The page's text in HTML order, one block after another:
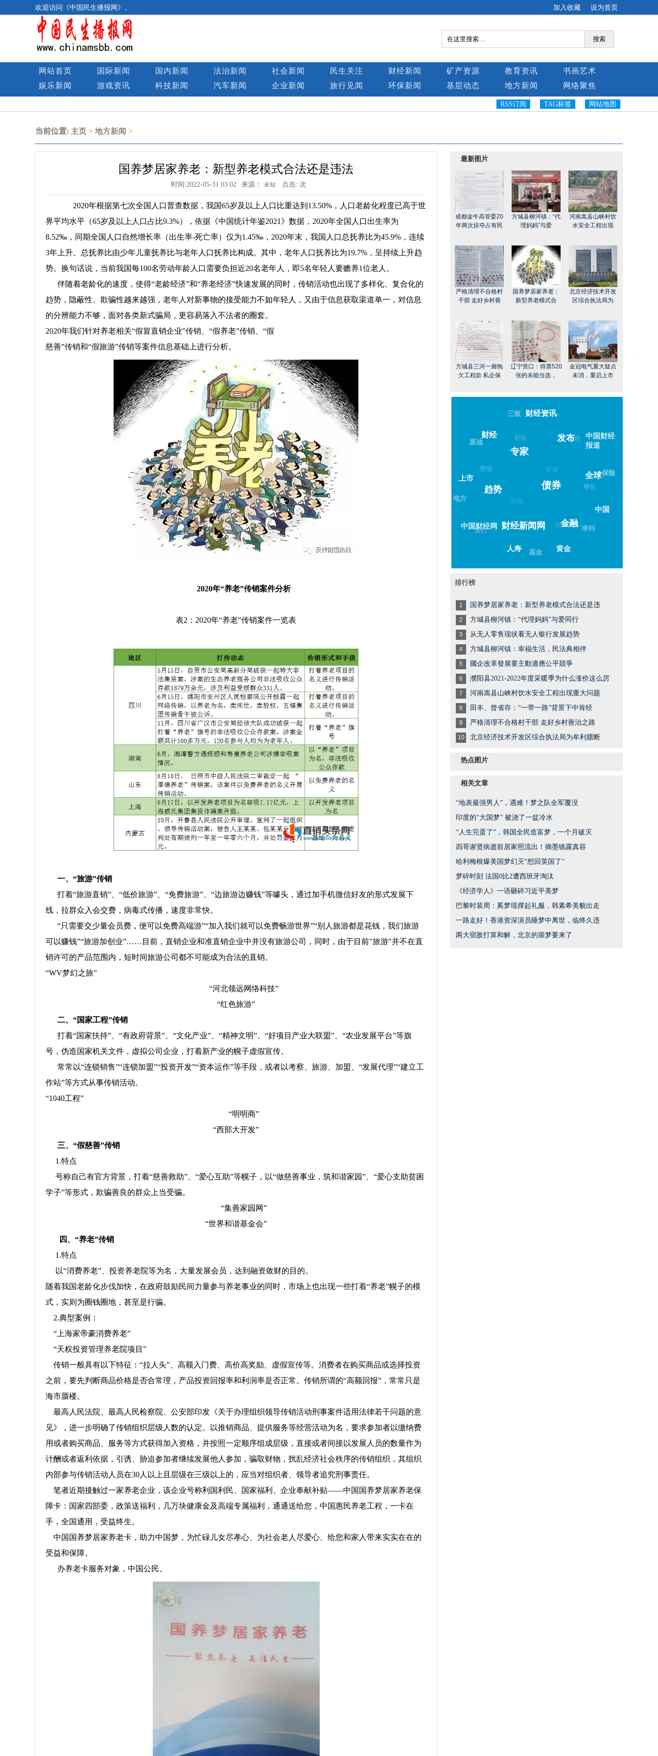
设为首页
加入收藏
欢迎访问《中国民生播报网》。
搜索
网站首页 国际新闻 国内新闻 法治新闻 社会新闻 民生关注 财经新闻 矿产资源 教育资讯
书画艺术
娱乐新闻
游戏资讯 科技新闻 汽车新闻 企业新闻 旅行见闻 环保新闻 基层动态 地方新闻
网络聚焦
网站地图
TAG标签
RSS订阅
当前位置: 主页 > 地方新闻 >
国养梦居家养老：新型养老模式合法还是违法
时间:2022-05-31 03:02 来源： 未知 点击: 次
2020年根据第七次全国人口普查数据，我国65岁及以上人口比重达到13.50%，人口老龄化程度已高于世
界平均水平（65岁及以上人口占比9.3%），依据《中国统计年鉴2021》数据，2020年全国人口出生率为
8.52‰，同期全国人口自然增长率（出生率-死亡率）仅为1.45‰，2020年末，我国人口总抚养比为45.9%，连续
3年上升。总抚养比由少年儿童抚养比与老年人口抚养比构成。其中，老年人口抚养比为19.7%，呈持续上升趋
势。换句话说，当前我国每100名劳动年龄人口需要负担近20名老年人，即5名年轻人要赡养1位老人。
伴随着老龄化的速度，使得“老龄经济”和“养老经济”快速发展的同时，传销活动也出现了多样化、复合化的
趋势，隐蔽性、欺骗性越来越强，老年人对新事物的接受能力不如年轻人，又由于信息获取渠道单一，对信息
的分辨能力不够，面对各类新式骗局，更容易落入不法者的圈套。
2020年我们针对养老相关“假冒直销企业”传销、“假养老”传销、“假
慈善”传销和“假旅游”传销等案件信息基础上进行分析。
2020年“养老”传销案件分析
表2：2020年“养老”传销案件一览表
一、 “旅游”传销
打着“旅游直销”、“低价旅游”、“免费旅游”、“边旅游边赚钱”等噱头，通过加手机微信好友的形式发展下
线，拉群众入会交费，病毒式传播，速度非常快。
“只需要交少量会员费，便可以免费高端游”“加入我们就可以免费畅游世界”“别人旅游都是花钱，我们旅游
可以赚钱”“旅游加创业”……目前，直销企业和准直销企业中并没有旅游公司，同时，由于目前"旅游"并不在直
销许可的产品范围内，短时间旅游公司都不可能成为合法的直销。
“WV梦幻之旅”
“河北领远网络科技”
“红色旅游”
二、 “国家工程”传销
打着“国家扶持”、“有政府背景”、“文化产业”、“精神文明”、“好项目产业大联盟”、“农业发展平台”等旗
号，伪造国家机关文件，虚拟公司企业，打着新产业的幌子虚假宣传。
常常以“连锁销售”“连锁加盟”“投资开发”“资本运作”等手段，或者以考察、旅游、加盟、“发展代理”“建立工
作站”等方式从事传销活动。
“1040工程”
“明明商”
“西部大开发”
三、 “假慈善”传销
1.特点
号称自己有官方背景，打着“慈善救助”、“爱心互助”等幌子，以“做慈善事业，筑和谐家园”、“爱心支助贫困
学子”等形式，欺骗善良的群众上当受骗。
“集善家园网”
“世界和谐基金会”
四、 “养老”传销
1.特点
以“消费养老”、投资养老院等为名，大量发展会员，达到融资敛财的目的。
随着我国老龄化步伐加快，在政府鼓励民间力量参与养老事业的同时，市场上也出现一些打着“养老”幌子的模
式，实则为圈钱圈地，甚至是行骗。
2.典型案例：
“上海家帝豪消费养老”
“天权投资管理养老院项目”
传销一般具有以下特征：“拉人头”、高额入门费、高价高奖励、虚假宣传等。消费者在购买商品或选择投资
之前，要先判断商品价格是否合常理，产品投资回报率和利润率是否正常。传销所谓的“高额回报”，常常只是
海市蜃楼。
最高人民法院、最高人民检察院、公安部印发《关于办理组织领导传销活动刑事案件适用法律若干问题的意
见》，进一步明确了传销组织层级人数的认定。以推销商品、提供服务等经营活动为名，要求参加者以缴纳费
用或者购买商品、服务等方式获得加入资格，并按照一定顺序组成层级，直接或者间接以发展人员的数量作为
计酬或者返利依据，引诱、胁迫参加者继续发展他人参加，骗取财物，扰乱经济社会秩序的传销组织，其组织
内部参与传销活动人员在30人以上且层级在三级以上的，应当对组织者、领导者追究刑事责任。
笔者近期接触过一家养老企业，该企业号称利国利民、国家福利、企业奉献补贴——中国国养梦居家养老保
障卡：国家四部委，政策送福利，几万块健康金及高端专属福利，通通送给您，中国惠民养老工程，一卡在
手，全国通用，受益终生。
中国国养梦居家养老卡，助力中国梦，为忙碌儿女尽孝心、为社会老人尽爱心、给您和家人带来实实在在的
受益和保障。
办养老卡服务对象，中国公民。
最新图片
成都金牛高管委20
年两次掠夺占有民
方城县柳河镇：“代
理妈妈”与爱
河南嵩县山峡村饮
水安全工程出现
严格清理不合格村
干部 走好乡村善
国养梦居家养老：
新型养老模式合
北京经济技术开发
区综合执法局为
方城县三河一廊拖
欠工程款 私企保
辽宁营口：得票520
张的未能当选，
金冠电气重大疑点
未消，重启上市
中国财经网
人寿
财经新闻网
趋势
上市
地方
发行
基金 黄金
金融
债券
专家
财经
原油
营收
美国
2018
净利
中国
全球
发布
财经资讯
三板
财险
发展
增长
保险
中国财经
报道
–
公司
排行榜
1 国养梦居家养老：新型养老模式合法还是违
2 方城县柳河镇：“代理妈妈”与爱同行
3 从无人零售现状看无人银行发展趋势
4 方城县柳河镇：幸福生活，民法典相伴
5 國企改革發展要主動適應公平競爭
6 濮阳县2021-2022年度采暖季为什么涨价这么厉
7 河南嵩县山峡村饮水安全工程出现重大问题
8 田丰、曾省存：“一带一路”背景下中肯经
9 严格清理不合格村干部 走好乡村善治之路
10 北京经济技术开发区综合执法局为牟利臆断
热点图片
相关文章
“地表最强男人”，遇难！梦之队全军覆没
印度的“大国梦” 被浇了一盆冷水
“人生完蛋了”，韩国全民造富梦，一个月破灭
四哥谢贤病逝前居家照流出！摘墨镜露真容
哈利梅根爆美国梦幻灭“想回英国了”
梦碎时刻 法国0比2遭西班牙淘汰
《经济学人》一语砸碎习近平美梦
巴黎时装周：奚梦瑶撑起礼服，韩素希美貌出走
一路走好！香港资深演员睡梦中离世，临终久违
两大宿敌打算和解，北京的噩梦要来了